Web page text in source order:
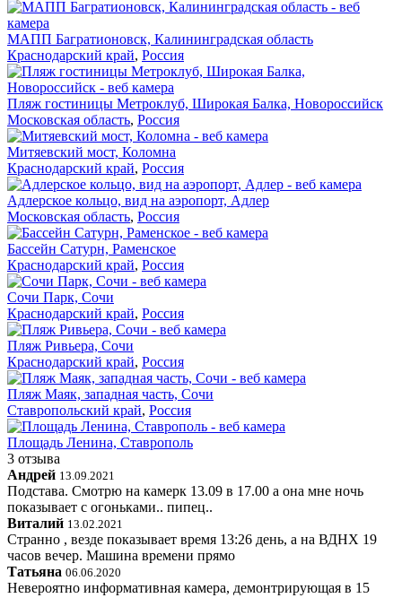
МАПП Багратионовск, Калининградская область
Краснодарский край, Россия
Пляж гостиницы Метроклуб, Широкая Балка, Новороссийск
Московская область, Россия
Митяевский мост, Коломна
Краснодарский край, Россия
Адлерское кольцо, вид на аэропорт, Адлер
Московская область, Россия
Бассейн Сатурн, Раменское
Краснодарский край, Россия
Сочи Парк, Сочи
Краснодарский край, Россия
Пляж Ривьера, Сочи
Краснодарский край, Россия
Пляж Маяк, западная часть, Сочи
Ставропольский край, Россия
Площадь Ленина, Ставрополь
3 отзыва
Андрей 13.09.2021
Подстава. Смотрю на камерк 13.09 в 17.00 а она мне ночь
показывает с огоньками.. пипец..
Виталий 13.02.2021
Странно , везде показывает время 13:26 день, а на ВДНХ 19
часов вечер. Машина времени прямо
Татьяна 06.06.2020
Невероятно информативная камера, демонтрирующая в 15